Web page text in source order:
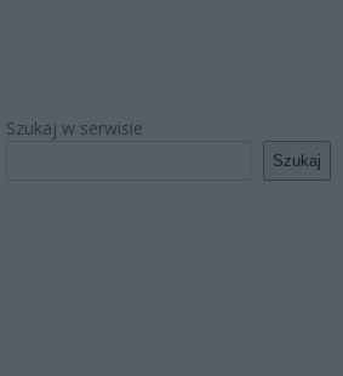
Szukaj w serwisie
Szukaj